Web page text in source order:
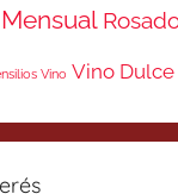
Vino Vino Dulce